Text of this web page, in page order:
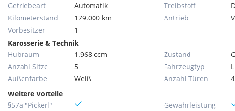
Getriebeart
Automatik
Kilometerstand
179.000 km
Vorbesitzer
1
Treibstoff
Antrieb
Karosserie & Technik
Hubraum
1.968 ccm
Anzahl Sitze
5
Außenfarbe
Weiß
Zustand
Fahrzeugtyp
Anzahl Türen
4
Weitere Vorteile
§57a "Pickerl"
Gewährleistung